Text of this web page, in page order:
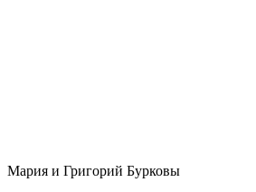
Мария и Григорий Бурковы